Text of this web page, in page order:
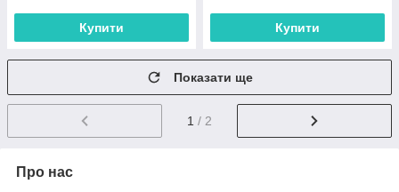
Купити Купити
Показати ще
1 / 2
Про нас